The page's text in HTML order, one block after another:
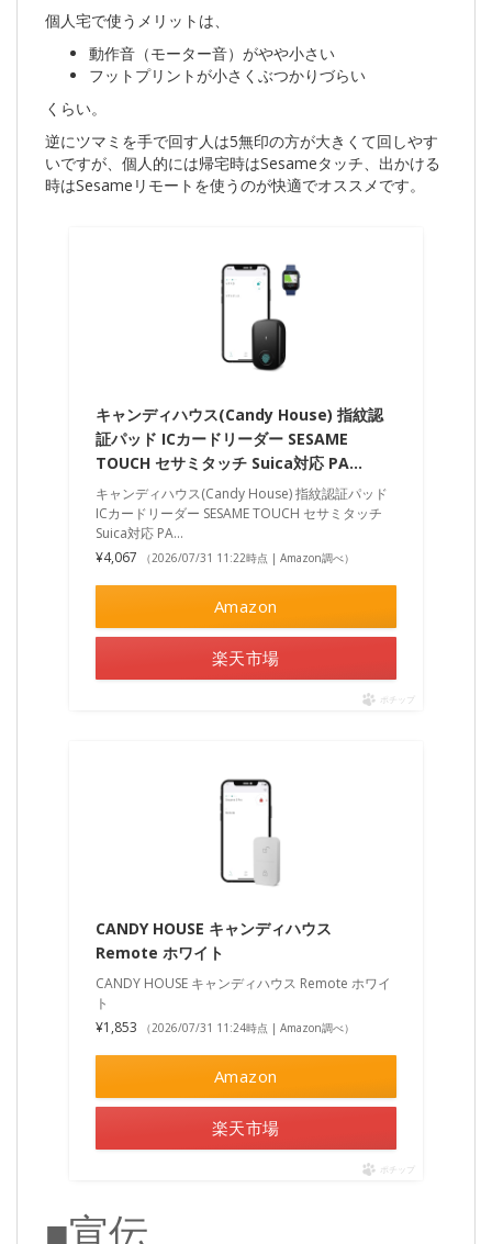
個人宅で使うメリットは、
動作音（モーター音）がやや小さい
フットプリントが小さくぶつかりづらい
くらい。
逆にツマミを手で回す人は5無印の方が大きくて回しやす
いですが、個人的には帰宅時はSesameタッチ、出かける
時はSesameリモートを使うのが快適でオススメです。
キャンディハウス(Candy House) 指紋認
証パッド ICカードリーダー SESAME
TOUCH セサミタッチ Suica対応 PA…
キャンディハウス(Candy House) 指紋認証パッド
ICカードリーダー SESAME TOUCH セサミタッチ
Suica対応 PA…
¥4,067
（2026/07/31 11:22時点 | Amazon調べ）
Amazon
楽天市場
ポチップ
CANDY HOUSE キャンディハウス
Remote ホワイト
CANDY HOUSE キャンディハウス Remote ホワイ
ト
¥1,853
（2026/07/31 11:24時点 | Amazon調べ）
Amazon
楽天市場
ポチップ
■宣伝